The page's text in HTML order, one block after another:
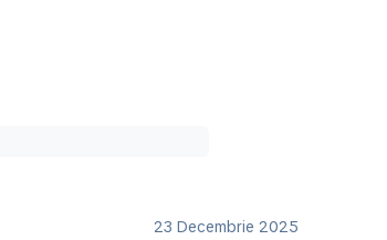
23 Decembrie 2025